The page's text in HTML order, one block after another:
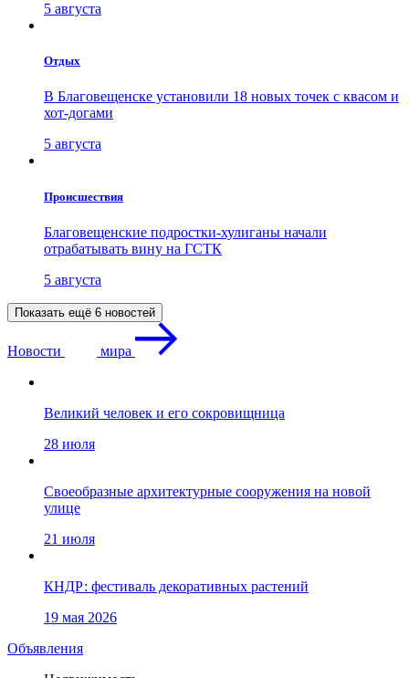
5 августа
Отдых
В Благовещенске установили 18 новых точек с квасом и
хот-догами
5 августа
Проиcшествия
Благовещенские подростки-хулиганы начали
отрабатывать вину на ГСТК
5 августа
Показать ещё 6 новостей
Новости мира
Великий человек и его сокровищница
28 июля
Своеобразные архитектурные сооружения на новой
улице
21 июля
КНДР: фестиваль декоративных растений
19 мая 2026
Объявления